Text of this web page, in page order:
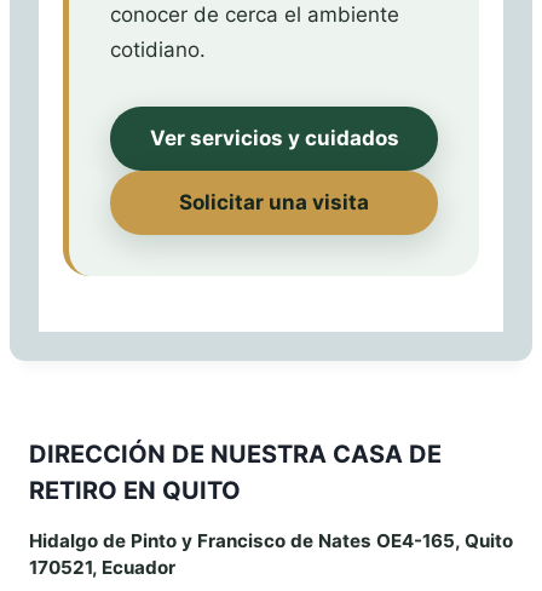
conocer de cerca el ambiente
cotidiano.
Ver servicios y cuidados
Solicitar una visita
DIRECCIÓN DE NUESTRA CASA DE
RETIRO EN QUITO
Hidalgo de Pinto y Francisco de Nates OE4-165, Quito
170521, Ecuador